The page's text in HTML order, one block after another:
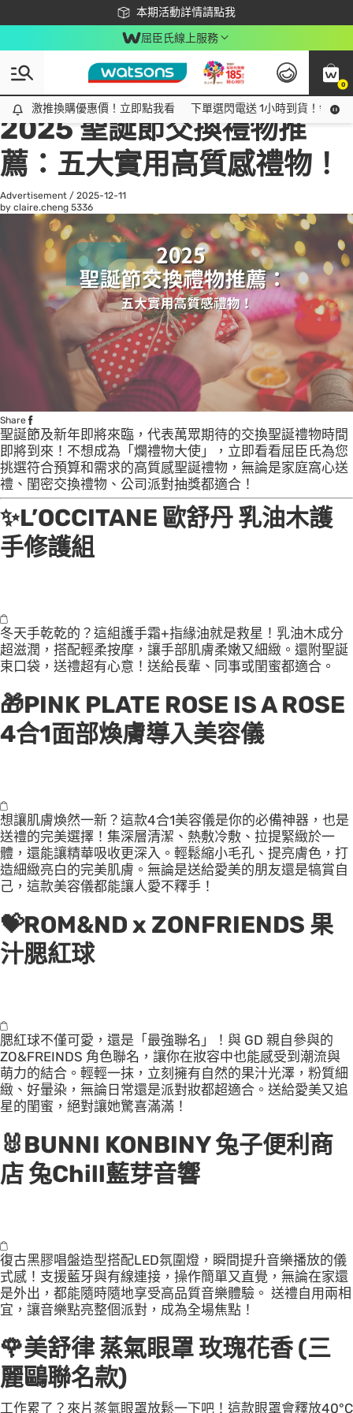
本期活動詳情請點我
下載app最高回饋$350
屈臣氏線上服務
0
激推換購優惠價！立即點我看
激推換購優惠價！立即點我看 下單選閃電送 1小時到貨！領神
All
話題趨勢
2025 聖誕節交換禮物推
薦：五大實用高質感禮物！
Advertisement / 2025-12-11
by claire.cheng 5336
Share
聖誕節及新年即將來臨，代表萬眾期待的交換聖誕禮物時間
即將到來！不想成為「爛禮物大使」，立即看看屈臣氏為您
挑選符合預算和需求的高質感聖誕禮物，無論是家庭窩心送
禮、閨密交換禮物、公司派對抽獎都適合！
✨L’OCCITANE 歐舒丹 乳油木護
手修護組
冬天手乾乾的？這組護手霜+指緣油就是救星！乳油木成分
超滋潤，搭配輕柔按摩，讓手部肌膚柔嫩又細緻。還附聖誕
束口袋，送禮超有心意！送給長輩、同事或閨蜜都適合。
🎁PINK PLATE ROSE IS A ROSE
4合1面部煥膚導入美容儀
想讓肌膚煥然一新？這款4合1美容儀是你的必備神器，也是
送禮的完美選擇！集深層清潔、熱敷冷敷、拉提緊緻於一
體，還能讓精華吸收更深入。輕鬆縮小毛孔、提亮膚色，打
造細緻亮白的完美肌膚。無論是送給愛美的朋友還是犒賞自
己，這款美容儀都能讓人愛不釋手！
💝ROM&ND x ZONFRIENDS 果
汁腮紅球
腮紅球不僅可愛，還是「最強聯名」！與 GD 親自參與的
ZO&FREINDS 角色聯名，讓你在妝容中也能感受到潮流與
萌力的結合。輕輕一抹，立刻擁有自然的果汁光澤，粉質細
緻、好暈染，無論日常還是派對妝都超適合。送給愛美又追
星的閨蜜，絕對讓她驚喜滿滿！
🐰BUNNI KONBINY 兔子便利商
店 兔Chill藍芽音響
復古黑膠唱盤造型搭配LED氛圍燈，瞬間提升音樂播放的儀
式感！支援藍牙與有線連接，操作簡單又直覺，無論在家還
是外出，都能隨時隨地享受高品質音樂體驗。 送禮自用兩相
宜，讓音樂點亮整個派對，成為全場焦點！
🌹美舒律 蒸氣眼罩 玫瑰花香 (三
麗鷗聯名款)
工作累了？來片蒸氣眼罩放鬆一下吧！這款眼罩會釋放40°C